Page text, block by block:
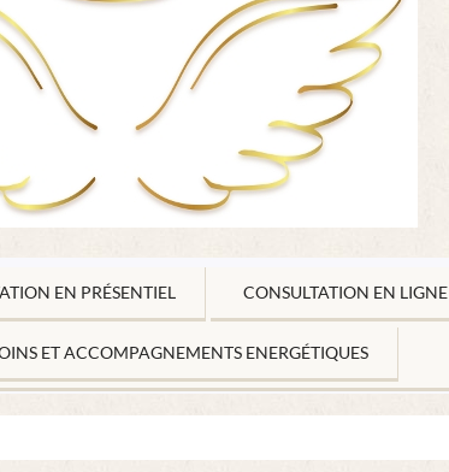
EN PRÉSENTIEL CONSULTATION EN LIGNE
ET ACCOMPAGNEMENTS ENERGÉTIQUES